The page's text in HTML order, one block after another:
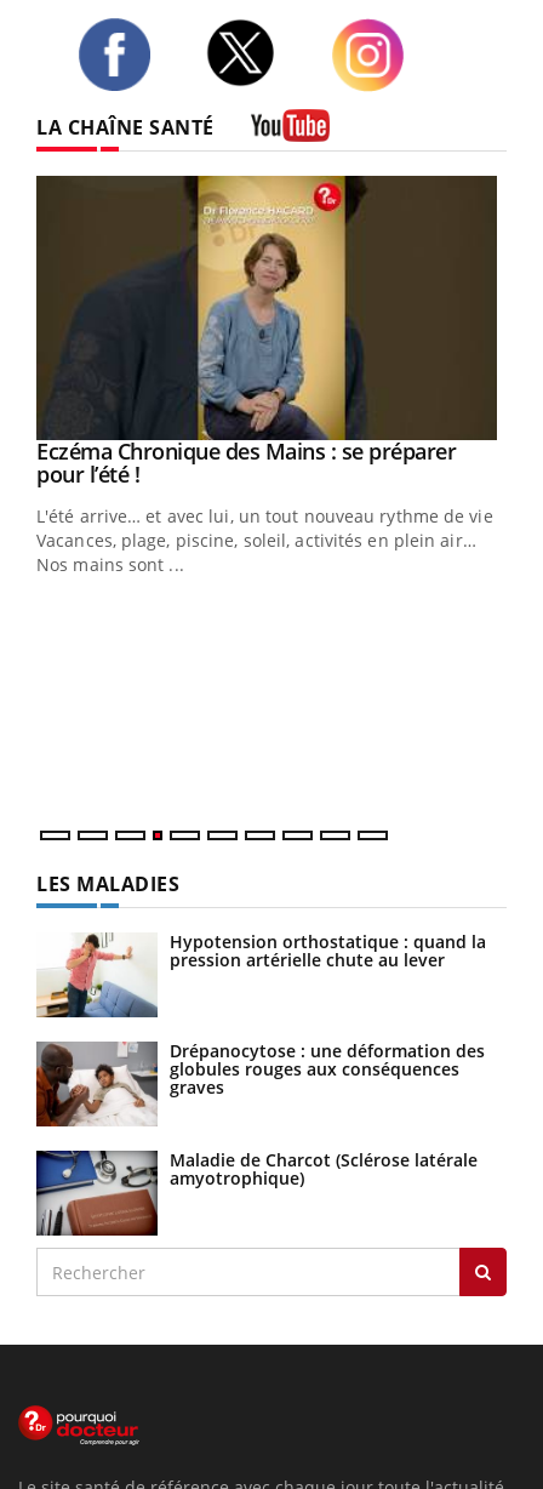
LA CHAÎNE SANTÉ
Youtube
Eczéma Chronique des Mains : se préparer
pour l’été !Youtube
L'été arrive… et avec lui, un tout nouveau rythme de vie !
Vacances, plage, piscine, soleil, activités en plein air…
Nos mains sont ...
LES MALADIES
Hypotension orthostatique : quand la
pression artérielle chute au lever
Drépanocytose : une déformation des
globules rouges aux conséquences
graves
Maladie de Charcot (Sclérose latérale
amyotrophique)